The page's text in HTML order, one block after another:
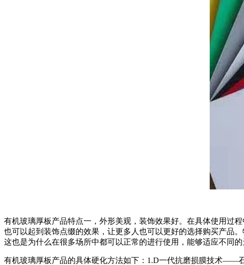
有机玻璃厚板产品特点一，外形美观，装饰效果好。在具体使用过
也可以起到装饰点缀的效果，让更多人也可以更好的选择购买产品
这也是为什么在很多场所中都可以正常的进行使用，能够适应不同的
有机玻璃厚板产品的具体硬化方法如下：1.D一代抗磨损膜技术——